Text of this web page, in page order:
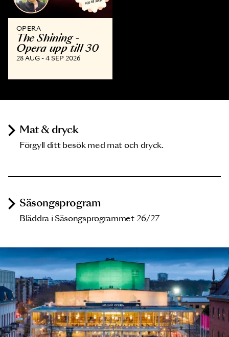
OPERA
The Shining -
Opera upp till 30
28 AUG - 4 SEP 2026
Mat & dryck
Förgyll ditt besök med mat och dryck.
Säsongsprogram
Bläddra i Säsongsprogrammet 26/27